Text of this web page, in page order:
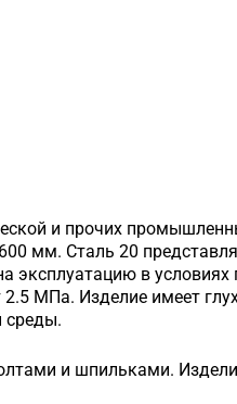
и прочих
мм. Сталь 20
эксплуатацию в
2.5 МПа. Изделие имеет
среды.
и шпильками.